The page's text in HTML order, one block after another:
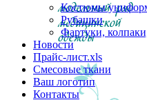
Костюмы
Рубашки
Фартуки,
Новости
Прайс-лист.xls
Смесовые ткани
Ваш логотип
Контакты